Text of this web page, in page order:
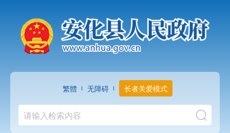
繁體 无障碍 长者关爱模式